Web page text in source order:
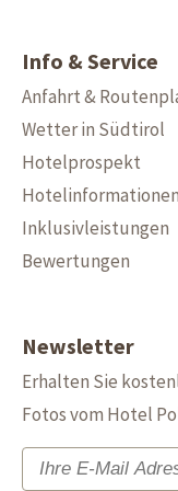
Info & Service
Anfahrt &
Wetter in Südtirol
Hotelprospekt
Hotelinformationen
Inklusivleistungen
Bewertungen
Newsletter
Erhalten Sie
Fotos vom Hotel